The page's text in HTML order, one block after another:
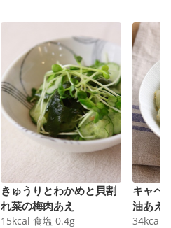
きゅうりとわかめと貝割
れ菜の梅肉あえ
15kcal 食塩 0.4g
キャベ
油あえ
34kcal